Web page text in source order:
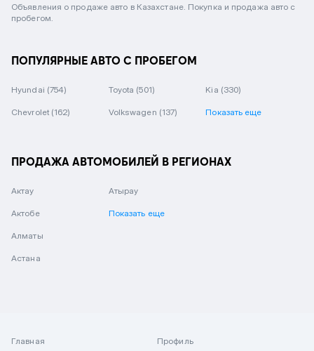
Объявления о продаже авто в Казахстане. Покупка и продажа авто с
пробегом.
ПОПУЛЯРНЫЕ АВТО С ПРОБЕГОМ
Hyundai (754) Toyota (501) Kia (330)
Chevrolet (162) Volkswagen (137) Показать еще
ПРОДАЖА АВТОМОБИЛЕЙ В РЕГИОНАХ
Актау
Актобе
Алматы
Астана
Атырау
Показать еще
Главная
Профиль